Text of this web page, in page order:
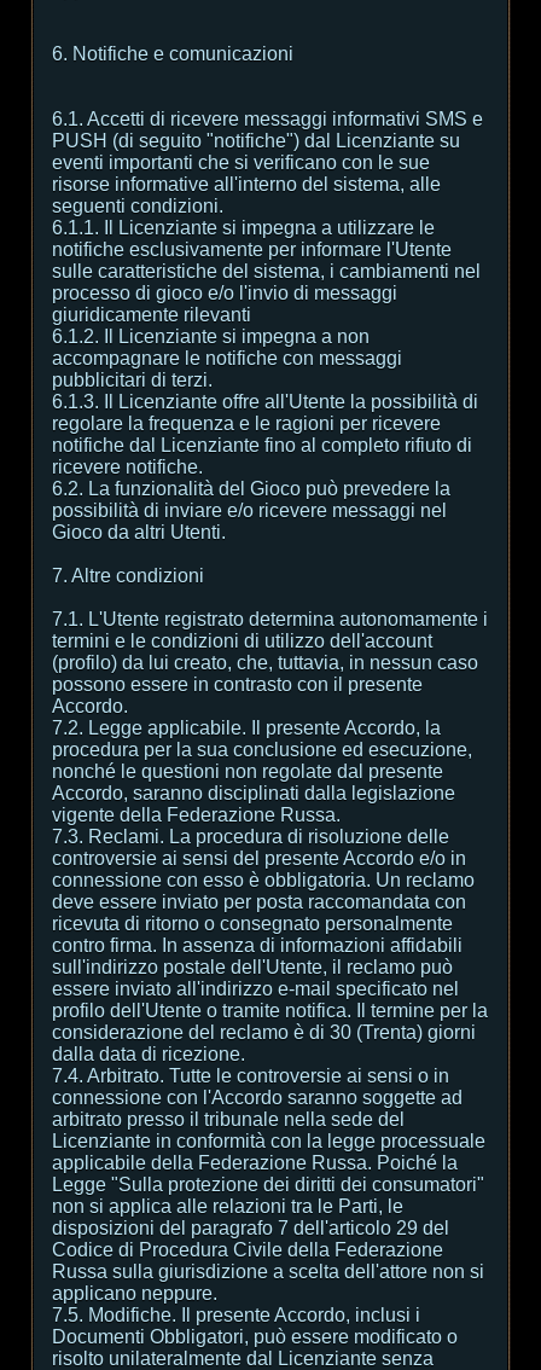
6. Notifiche e comunicazioni
6.1. Accetti di ricevere messaggi informativi SMS e
PUSH (di seguito "notifiche") dal Licenziante su
eventi importanti che si verificano con le sue
risorse informative all'interno del sistema, alle
seguenti condizioni.
6.1.1. Il Licenziante si impegna a utilizzare le
notifiche esclusivamente per informare l'Utente
sulle caratteristiche del sistema, i cambiamenti nel
processo di gioco e/o l'invio di messaggi
giuridicamente rilevanti
6.1.2. Il Licenziante si impegna a non
accompagnare le notifiche con messaggi
pubblicitari di terzi.
6.1.3. Il Licenziante offre all'Utente la possibilità di
regolare la frequenza e le ragioni per ricevere
notifiche dal Licenziante fino al completo rifiuto di
ricevere notifiche.
6.2. La funzionalità del Gioco può prevedere la
possibilità di inviare e/o ricevere messaggi nel
Gioco da altri Utenti.
7. Altre condizioni
7.1. L'Utente registrato determina autonomamente i
termini e le condizioni di utilizzo dell'account
(profilo) da lui creato, che, tuttavia, in nessun caso
possono essere in contrasto con il presente
Accordo.
7.2. Legge applicabile. Il presente Accordo, la
procedura per la sua conclusione ed esecuzione,
nonché le questioni non regolate dal presente
Accordo, saranno disciplinati dalla legislazione
vigente della Federazione Russa.
7.3. Reclami. La procedura di risoluzione delle
controversie ai sensi del presente Accordo e/o in
connessione con esso è obbligatoria. Un reclamo
deve essere inviato per posta raccomandata con
ricevuta di ritorno o consegnato personalmente
contro firma. In assenza di informazioni affidabili
sull'indirizzo postale dell'Utente, il reclamo può
essere inviato all'indirizzo e-mail specificato nel
profilo dell'Utente o tramite notifica. Il termine per la
considerazione del reclamo è di 30 (Trenta) giorni
dalla data di ricezione.
7.4. Arbitrato. Tutte le controversie ai sensi o in
connessione con l'Accordo saranno soggette ad
arbitrato presso il tribunale nella sede del
Licenziante in conformità con la legge processuale
applicabile della Federazione Russa. Poiché la
Legge "Sulla protezione dei diritti dei consumatori"
non si applica alle relazioni tra le Parti, le
disposizioni del paragrafo 7 dell'articolo 29 del
Codice di Procedura Civile della Federazione
Russa sulla giurisdizione a scelta dell'attore non si
applicano neppure.
7.5. Modifiche. Il presente Accordo, inclusi i
Documenti Obbligatori, può essere modificato o
risolto unilateralmente dal Licenziante senza